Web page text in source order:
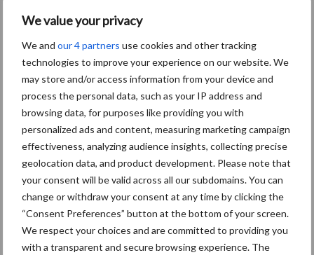
We value your privacy
We and our 4 partners use cookies and other tracking
technologies to improve your experience on our website. We
may store and/or access information from your device and
process the personal data, such as your IP address and
browsing data, for purposes like providing you with
personalized ads and content, measuring marketing campaign
effectiveness, analyzing audience insights, collecting precise
geolocation data, and product development. Please note that
your consent will be valid across all our subdomains. You can
change or withdraw your consent at any time by clicking the
“Consent Preferences” button at the bottom of your screen.
We respect your choices and are committed to providing you
with a transparent and secure browsing experience. The
markten beïnvloeden. Bij EW Facility Services stimuleren we het
initiatieven toetsen we dan ook met onze jonge management
trainees. Het begeleiden van de winnaars van de EW|Saxion
vernieuwende inzichten inspireren mij. En als het kan, vertaal ik
deze zelf weer door naar kansen voor onze eigen organisatie.”
Aanbevolen voor jou! Lees meer
Van onze partner Innovi
Beetle veegrobot: jouw
slimme hulp op de
werkvloer